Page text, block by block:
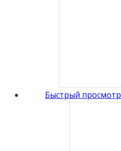
Быстрый просмотр